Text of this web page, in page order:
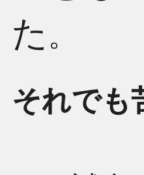
た 。
それでも